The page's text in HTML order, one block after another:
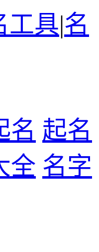
工具|名
名 起名
全 名字